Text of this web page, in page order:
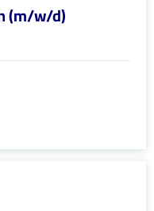
(m/w/d)